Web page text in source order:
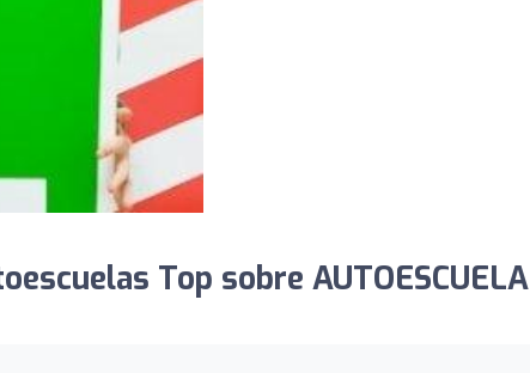
Top sobre AUTOESCUELA